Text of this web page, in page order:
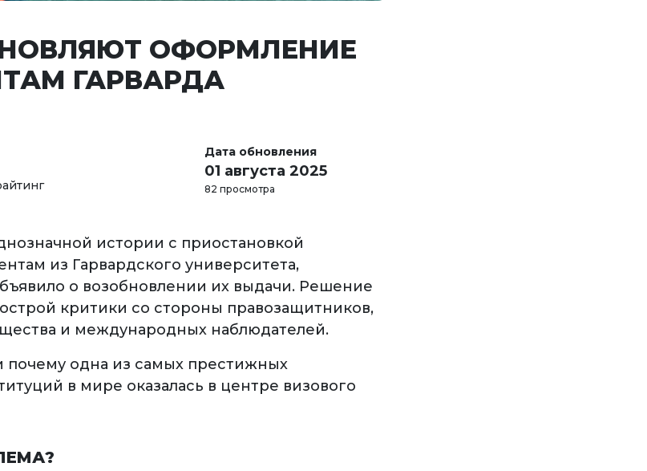
ОФОРМЛЕНИЕ
ГАРВАРДА
Дата обновления
01 августа 2025
82 просмотра
истории с приостановкой
из Гарвардского университета,
о возобновлении их выдачи. Решение
критики со стороны правозащитников,
и международных наблюдателей.
почему одна из самых престижных
в мире оказалась в центре визового